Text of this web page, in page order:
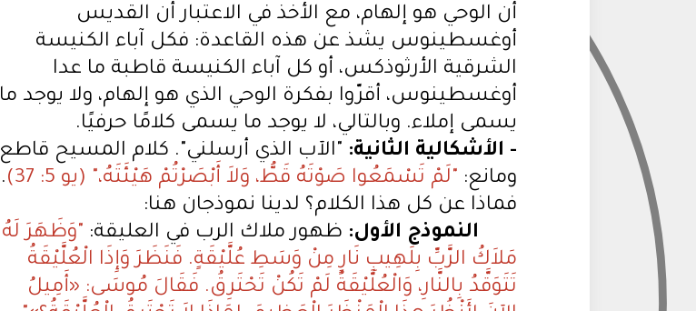
أن الوحي هو إلهام، مع الأخذ في الاعتبار أن القديس
أوغسطينوس يشذ عن هذه القاعدة: فكل آباء الكنيسة
الشرقية الأرثوذكس، أو كل آباء الكنيسة قاطبة ما عدا
أوغسطينوس، أقرّوا بفكرة الوحي الذي هو إلهام، ولا يوجد ما
يسمى إملاء. وبالتالي، لا يوجد ما يسمى كلامًا حرفيًا.
- الأشكالية الثانية: "الآب الذي أرسلني". كلام المسيح قاطع
ومانع: "لَمْ تَسْمَعُوا صَوْتَهُ قَطُّ، وَلاَ أَبْصَرْتُمْ هَيْئَتَهُ،" (يو 5: 37)
.
فماذا عن كل هذا الكلام؟ لدينا نموذجان هنا:
النموذج الأول: ظهور ملاك الرب في العليقة: "وَظَهَرَ لَهُ
مَلاَكُ الرَّبِّ بِلَهِيبِ نَارٍ مِنْ وَسَطِ عُلَّيْقَةٍ. فَنَظَرَ وَإِذَا الْعُلَّيْقَةُ
تَتَوَقَّدُ بِالنَّارِ، وَالْعُلَّيْقَةُ لَمْ تَكُنْ تَحْتَرِقُ. فَقَالَ مُوسَى: «أَمِيلُ